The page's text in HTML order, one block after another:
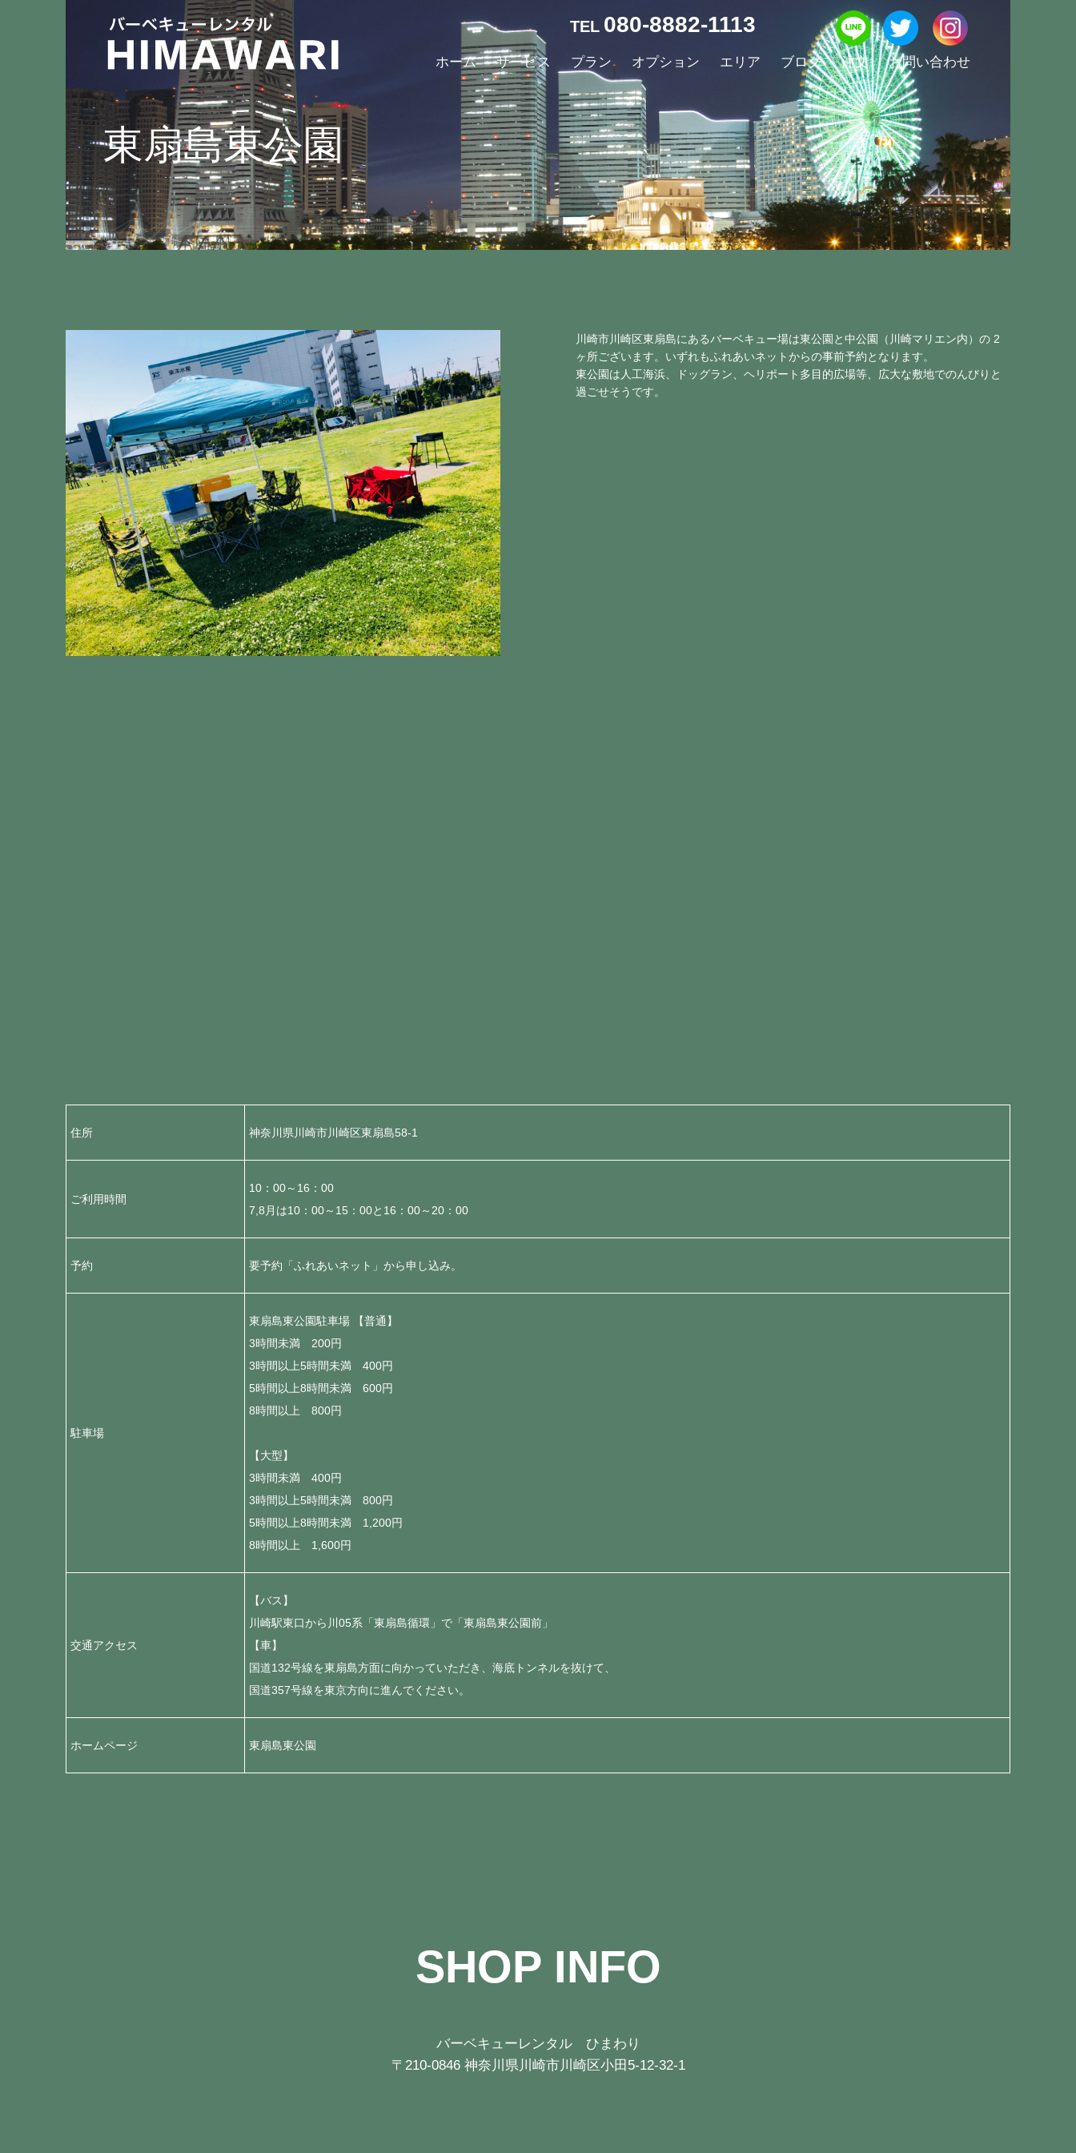
ホーム サービス プラン オプション エリア ブログ 注文 お問い合わせ
TEL 080-8882-1113
東扇島東公園
川崎市川崎区東扇島にあるバーベキュー場は東公園と中公園（川崎マリエン内）の 2
ヶ所ございます。いずれもふれあいネットからの事前予約となります。
東公園は人工海浜、ドッグラン、ヘリポート多目的広場等、広大な敷地でのんびりと
過ごせそうです。
住所 神奈川県川崎市川崎区東扇島58-1
ご利用時間
10：00～16：00
7,8月は10：00～15：00と16：00～20：00
予約 要予約「ふれあいネット」から申し込み。
駐車場
東扇島東公園駐車場 【普通】
3時間未満 200円
3時間以上5時間未満 400円
5時間以上8時間未満 600円
8時間以上 800円
【大型】
3時間未満 400円
3時間以上5時間未満 800円
5時間以上8時間未満 1,200円
8時間以上 1,600円
交通アクセス
【バス】
川崎駅東口から川05系「東扇島循環」で「東扇島東公園前」
【車】
国道132号線を東扇島方面に向かっていただき、海底トンネルを抜けて、
国道357号線を東京方向に進んでください。
ホームページ 東扇島東公園
SHOP INFO
バーベキューレンタル ひまわり
〒210-0846 神奈川県川崎市川崎区小田5-12-32-1